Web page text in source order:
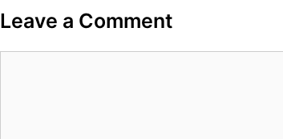
Leave a Comment